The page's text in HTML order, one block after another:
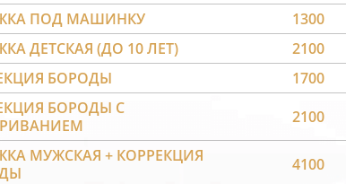
ПОД МАШИНКУ
1300
ДЕТСКАЯ (ДО 10 ЛЕТ)
2100
БОРОДЫ
1700
БОРОДЫ С
2100
МУЖСКАЯ + КОРРЕКЦИЯ
4100